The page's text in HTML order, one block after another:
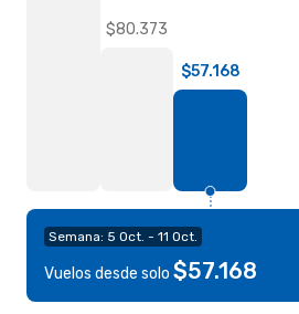
Semana: 5 Oct. - 11 Oct.
Vuelos desde solo $57.168
$80.373
$57.168